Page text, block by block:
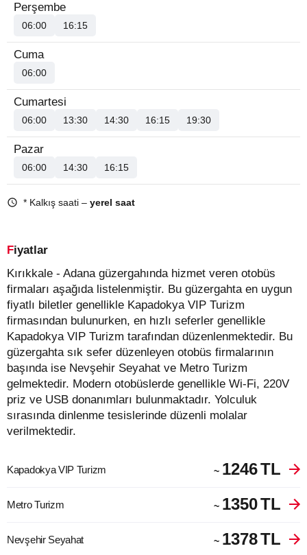
Perşembe
06:00 16:15
Cuma
06:00
Cumartesi
06:00 13:30 14:30 16:15 19:30
Pazar
06:00 14:30 16:15
* Kalkış saati – yerel saat
Fiyatlar
Kırıkkale - Adana güzergahında hizmet veren otobüs
firmaları aşağıda listelenmiştir. Bu güzergahta en uygun
fiyatlı biletler genellikle Kapadokya VIP Turizm
firmasından bulunurken, en hızlı seferler genellikle
Kapadokya VIP Turizm tarafından düzenlenmektedir. Bu
güzergahta sık sefer düzenleyen otobüs firmalarının
başında ise Nevşehir Seyahat ve Metro Turizm
gelmektedir. Modern otobüslerde genellikle Wi-Fi, 220V
priz ve USB donanımları bulunmaktadır. Yolculuk
sırasında dinlenme tesislerinde düzenli molalar
verilmektedir.
Kapadokya VIP Turizm ~ 1246TL
Metro Turizm ~ 1350TL
Nevşehir Seyahat ~ 1378TL